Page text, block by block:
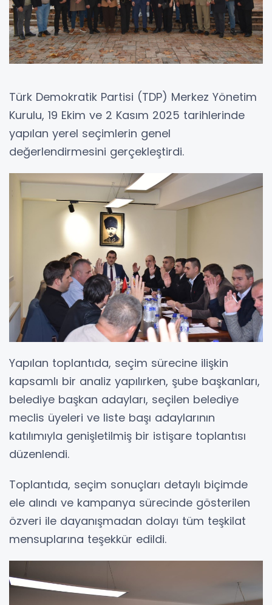
Türk Demokratik Partisi (TDP) Merkez Yönetim
Kurulu, 19 Ekim ve 2 Kasım 2025 tarihlerinde
yapılan yerel seçimlerin genel
değerlendirmesini gerçekleştirdi.
Yapılan toplantıda, seçim sürecine ilişkin
kapsamlı bir analiz yapılırken, şube başkanları,
belediye başkan adayları, seçilen belediye
meclis üyeleri ve liste başı adaylarının
katılımıyla genişletilmiş bir istişare toplantısı
düzenlendi.
Toplantıda, seçim sonuçları detaylı biçimde
ele alındı ve kampanya sürecinde gösterilen
özveri ile dayanışmadan dolayı tüm teşkilat
mensuplarına teşekkür edildi.